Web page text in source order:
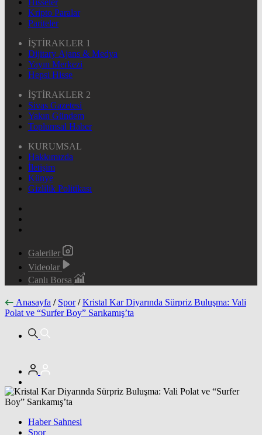
Hisseler
Kripto Paralar
Pariteler
İŞTİRAKLER 1
Dijitary Ajans & Medya
Yayın Merkezi
Hepsi Hisse
İŞTİRAKLER 2
Sivas Gazetesi
Yakın Gündem
Toplumsal Haber
KURUMSAL
Hakkımızda
İletişim
Künye
Gizlilik Politikası
Galeriler
Videolar
Canlı Borsa
Anasayfa / Spor / ​Kristal Kar Diyarında Sürpriz Buluşma: Vali
Polat ve “Surfer Boy” Sarıkamış’ta
Haber Sahnesi
Spor